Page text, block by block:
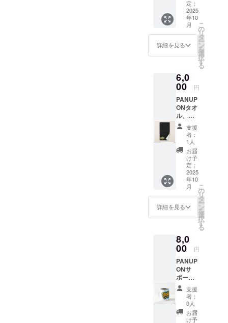
施術を
させて
いただ
きま
す。
【ご利
用方
法】 ・
ケット
は
PANUP
ON原宿/
表参道
店舗で
の施術
時にご
利用い
ただけ
ます。
・ご予
約の際
は、お
電話ま
たは公
式
「クラ
ウド
ファン
ディン
グチ
ケット
利用」
とお伝
えくだ
さい
【有効
定：
2025
年10
月
詳細を見る
こ
の
リ
タ
ー
ン
を
選
択
す
る
6,0
00 円
PANUP
ONタオ
ル、ス
テッ
カー応
援プラ
ン ・オ
リジナ
ルタオ
40.64c
m x
71.12c
m ・オ
リジナ
インス
テッ
カー
10.16c
m x
10.16c
m シー
ト ・お
礼の
メッ
セージ
支援
者：
1人
お届
け予
定：
2025
年10
月
詳細を見る
こ
の
リ
タ
ー
ン
を
選
択
す
る
8,0
00 円
PANUP
ONサ
ポート
プラン
・オリ
ジナル
デザイ
ンマグ
支援
者：
0人
お届
け予